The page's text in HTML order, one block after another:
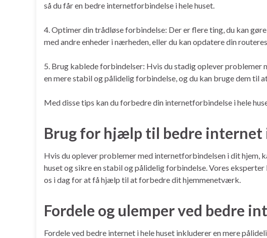
så du får en bedre internetforbindelse i hele huset.
4. Optimer din trådløse forbindelse: Der er flere ting, du kan
med andre enheder i nærheden, eller du kan opdatere din
5. Brug kablede forbindelser: Hvis du stadig oplever
en mere stabil og pålidelig forbindelse, og du kan bruge dem til
Med disse tips kan du forbedre din internetforbindelse i hele
Brug for hjælp til bedre internet
Hvis du oplever problemer med internetforbindelsen i dit
huset og sikre en stabil og pålidelig forbindelse. Vores
os i dag for at få hjælp til at forbedre dit hjemmenetværk.
Fordele og ulemper ved bedre
Fordele ved bedre internet i hele huset inkluderer en mere